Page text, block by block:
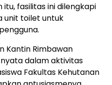
itu, fasilitas ini dilengkapi
unit toilet untuk
Kantin Rimbawan
dalam aktivitas
Fakultas Kehutanan